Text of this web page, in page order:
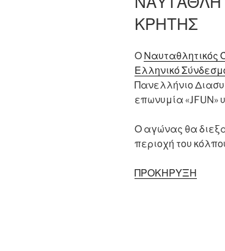
ΚΡΗΤΗΣ
Ο Nαυταθλητικός
Ελληνικό
Πανελλήνιο
επωνυμία «JFUN»
Ο αγώνας θα
περιοχή του
ΠΡΟΚΗΡΥΞΗ